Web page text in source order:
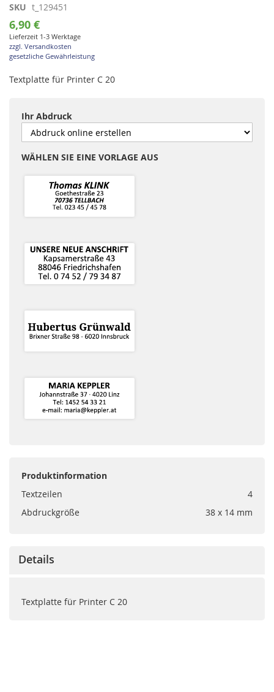
Zum
Anfang
der
Bildgalerie
springen
SKU t_129451
6,90 €
Lieferzeit 1-3 Werktage
zzgl. Versandkosten
gesetzliche Gewährleistung
Textplatte für Printer C 20
Ihr Abdruck
WÄHLEN SIE EINE VORLAGE AUS
Produktinformation
Textzeilen
4
Abdruckgröße
38 x 14 mm
Details
Textplatte für Printer C 20